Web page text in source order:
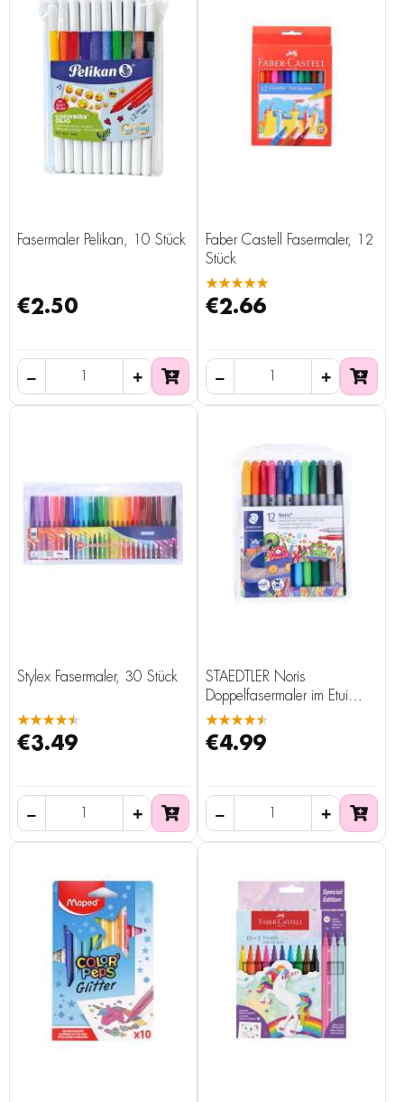
Fasermaler Pelikan, 10 Stück
€2.50
Faber Castell Fasermaler, 12
Stück
★★★★★
€2.66
Stylex Fasermaler, 30 Stück
★★★★★
€3.49
STAEDTLER Noris
Doppelfasermaler im Etui
12er
★★★★★
€4.99